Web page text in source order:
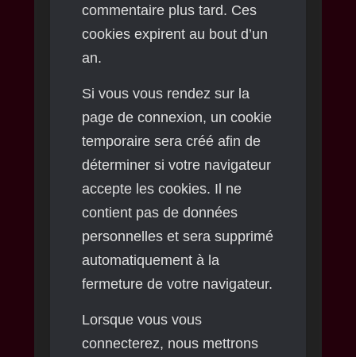
commentaire plus tard. Ces
cookies expirent au bout d’un
an.
Si vous vous rendez sur la
page de connexion, un cookie
temporaire sera créé afin de
déterminer si votre navigateur
accepte les cookies. Il ne
contient pas de données
personnelles et sera supprimé
automatiquement à la
fermeture de votre navigateur.
Lorsque vous vous
connecterez, nous mettrons